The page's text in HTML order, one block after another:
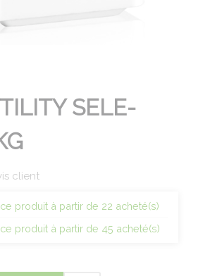
SELE-
client
produit à partir de 22 acheté(s)
produit à partir de 45 acheté(s)